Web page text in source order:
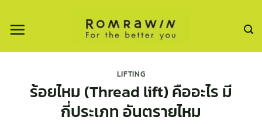
LIFTING
ร้อยไหม (Thread lift) คืออะไร มี
กี่ประเภท อันตรายไหม